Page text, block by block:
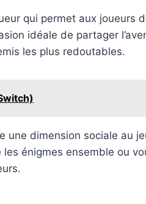
qui permet aux joueurs
idéale de partager
les plus redoutables.
une dimension sociale
énigmes ensemble ou